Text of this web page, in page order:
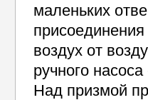
маленьких
воздух от
ручного
Над призмой